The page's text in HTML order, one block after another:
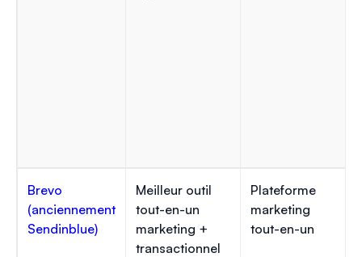
Brevo
(anciennement
Sendinblue)
Meilleur outil
tout-en-un
marketing +
transactionnel
Plateforme
marketing
tout-en-un